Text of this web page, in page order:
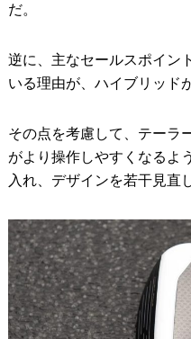
だ。
逆に、主なセールスポイン
いる理由が、ハイブリッド
その点を考慮して、テーラ
がより操作しやすくなるよ
入れ、デザインを若干見直